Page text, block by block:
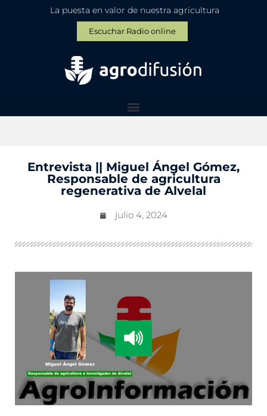
La puesta en valor de nuestra agricultura
Escuchar Radio online
Entrevista || Miguel Ángel Gómez,
Responsable de agricultura
regenerativa de Alvelal
julio 4, 2024